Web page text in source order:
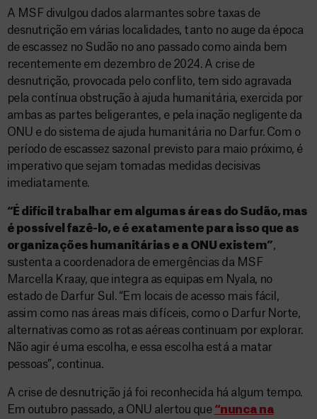
A MSF divulgou dados alarmantes sobre taxas de
desnutrição em várias localidades, tanto no auge da época
de escassez no Sudão no ano passado como ainda bem
recentemente em dezembro de 2024. A crise de
desnutrição, provocada pelo conflito, tem sido agravada
pela contínua obstrução à ajuda humanitária, exercida por
ambas as partes beligerantes, e pela inação negligente da
ONU e do sistema de ajuda humanitária no Darfur. Com o
período de escassez sazonal previsto para maio próximo, é
imperativo que sejam tomadas medidas decisivas
imediatamente.
“É difícil trabalhar em algumas áreas do Sudão, mas
é possível fazê-lo, e é exatamente para isso que as
organizações humanitárias e a ONU existem”,
sustenta a coordenadora de emergências da MSF
Marcella Kraay, que integra as equipas em Nyala, no
estado de Darfur Sul. “Em locais de acesso mais fácil,
assim como nas áreas mais difíceis, como o Darfur Norte,
alternativas como as rotas aéreas continuam por explorar.
Não agir é uma escolha, e essa escolha está a matar
pessoas”, continua.
A crise de desnutrição já foi reconhecida há algum tempo.
Em outubro passado, a ONU alertou que “nunca na